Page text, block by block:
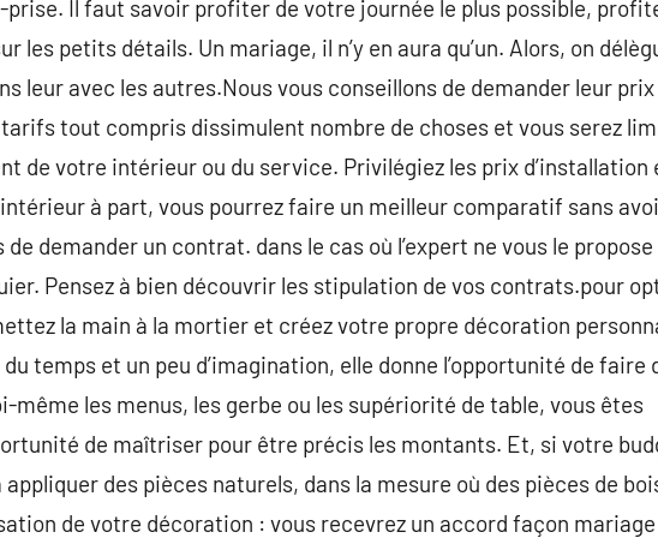
prise. Il faut savoir profiter de votre journée le plus possible,
les petits détails. Un mariage, il n’y en aura qu’un. Alors, on
leur avec les autres.Nous vous conseillons de demander leur prix
tout compris dissimulent nombre de choses et vous serez
de votre intérieur ou du service. Privilégiez les prix d’installation
à part, vous pourrez faire un meilleur comparatif sans
demander un contrat. dans le cas où l’expert ne vous le propose
Pensez à bien découvrir les stipulation de vos contrats.pour
la main à la mortier et créez votre propre décoration
temps et un peu d’imagination, elle donne l’opportunité de faire
même les menus, les gerbe ou les supériorité de table, vous êtes
de maîtriser pour être précis les montants. Et, si votre
des pièces naturels, dans la mesure où des pièces de
de votre décoration : vous recevrez un accord façon mariage